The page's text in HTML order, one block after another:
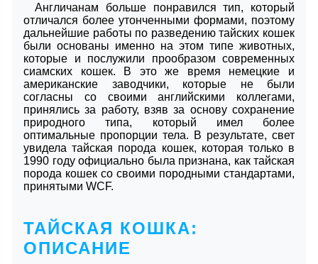
Англичанам больше понравился тип, который
отличался более утонченными формами, поэтому
дальнейшие работы по разведению тайских кошек
были основаны именно на этом типе животных,
которые и послужили прообразом современных
сиамских кошек. В это же время немецкие и
американские заводчики, которые не были
согласны со своими английскими коллегами,
принялись за работу, взяв за основу сохранение
природного типа, который имел более
оптимальные пропорции тела. В результате, свет
увидела тайская порода кошек, которая только в
1990 году официально была признана, как тайская
порода кошек со своими породными стандартами,
принятыми WCF.
ТАЙСКАЯ КОШКА:
ОПИСАНИЕ